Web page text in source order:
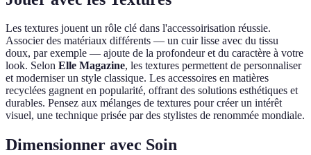
Les textures jouent un rôle clé dans l'accessoirisation réussie.
Associer des matériaux différents — un cuir lisse avec du tissu
doux, par exemple — ajoute de la profondeur et du caractère à votre
look. Selon Elle Magazine, les textures permettent de personnaliser
et moderniser un style classique. Les accessoires en matières
recyclées gagnent en popularité, offrant des solutions esthétiques et
durables. Pensez aux mélanges de textures pour créer un intérêt
visuel, une technique prisée par des stylistes de renommée mondiale.
Dimensionner avec Soin